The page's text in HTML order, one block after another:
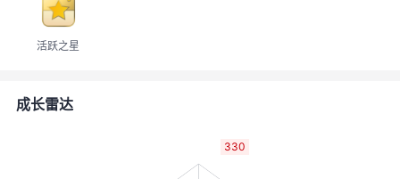
者
活跃之星
成长雷达
330